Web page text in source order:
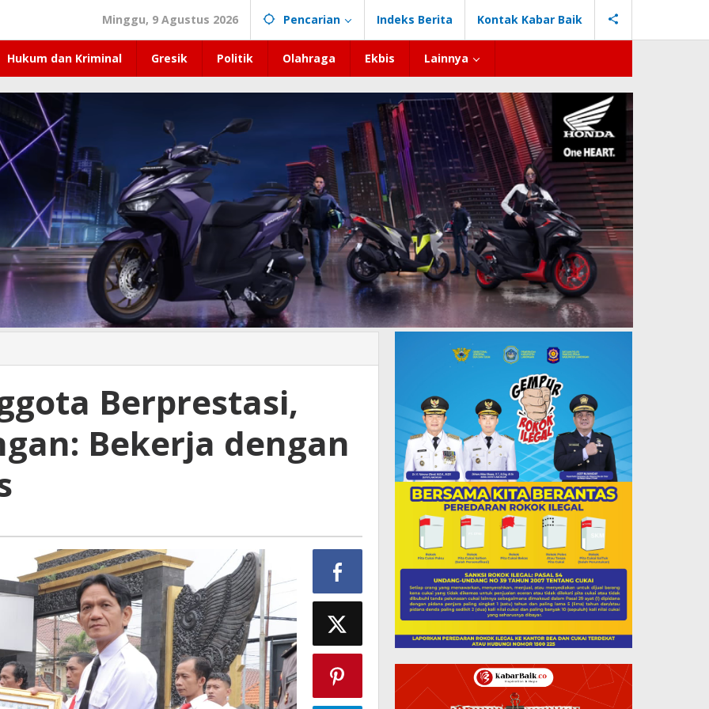
Minggu, 9 Agustus 2026 Pencarian Indeks Berita Kontak Kabar Baik
Hukum dan Kriminal Gresik Politik Olahraga Ekbis Lainnya
Berprestasi,
Bekerja dengan